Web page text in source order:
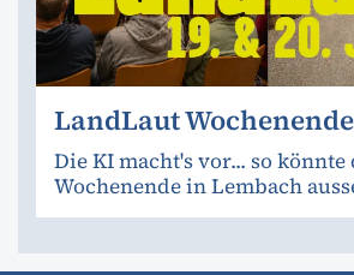
LandLaut Wochenende
Die KI macht's vor... so
Wochenende in Lembach